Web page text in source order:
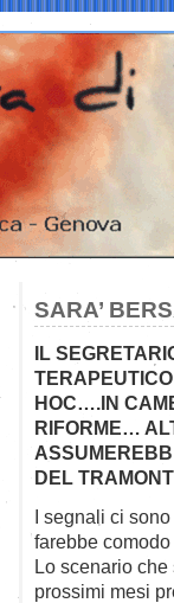
SARA’
IL
HOC….IN
RIFORME…
DEL
I segnali ci
farebbe comodo
Lo scenario
prossimi mesi